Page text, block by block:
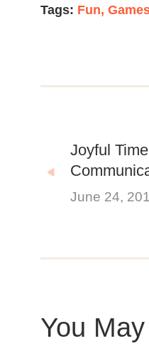
Tags: Fun,
Joyful
June 24,
You